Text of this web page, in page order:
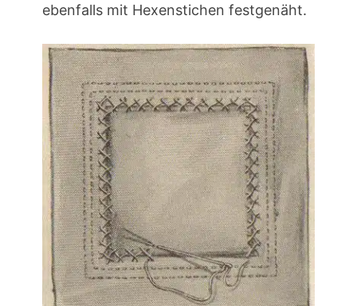
ebenfalls mit Hexenstichen festgenäht.